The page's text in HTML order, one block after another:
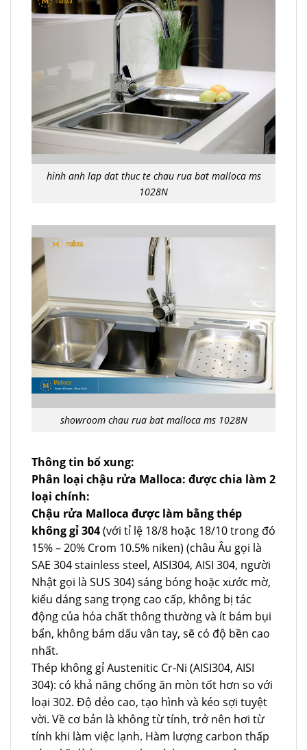
hinh anh lap dat thuc te chau rua bat malloca ms
1028N
showroom chau rua bat malloca ms 1028N
Thông tin bổ xung:
Phân loại chậu rửa Malloca: được chia làm 2
loại chính:
Chậu rửa Malloca được làm bằng thép
không gỉ 304(với tỉ lệ 18/8 hoặc 18/10 trong đó
15% – 20% Crom 10.5% niken) (châu Âu gọi là
SAE 304 stainless steel, AISI304, AISI 304, người
Nhật gọi là SUS 304) sáng bóng hoặc xước mờ,
kiểu dáng sang trọng cao cấp, không bị tác
động của hóa chất thông thường và ít bám bụi
bẩn, không bám dấu vân tay, sẽ có độ bền cao
nhất.
Thép không gỉ Austenitic Cr-Ni (AISI304, AISI
304): có khả năng chống ăn mòn tốt hơn so với
loại 302. Độ dẻo cao, tạo hình và kéo sợi tuyệt
vời. Về cơ bản là không từ tính, trở nên hơi từ
tính khi làm việc lạnh. Hàm lượng carbon thấp